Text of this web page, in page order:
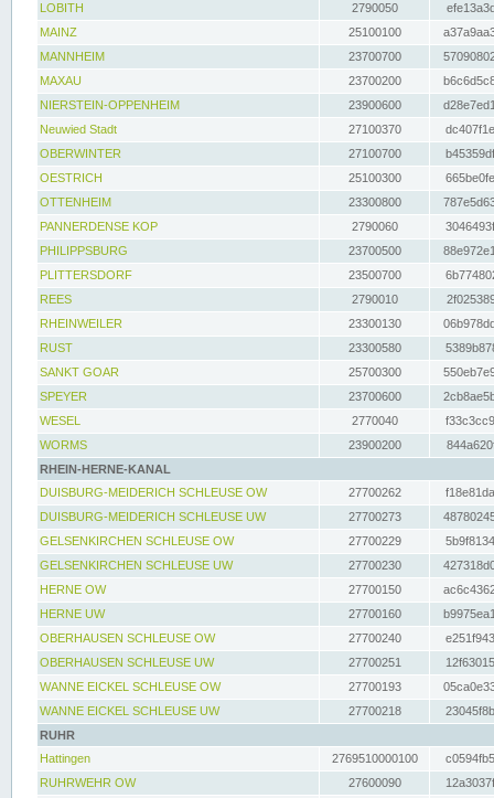
LOBITH
2790050
MAINZ
25100100
MANNHEIM
23700700
MAXAU
23700200
NIERSTEIN-OPPENHEIM
23900600
Neuwied Stadt
27100370
OBERWINTER
27100700
OESTRICH
25100300
OTTENHEIM
23300800
PANNERDENSE KOP
2790060
PHILIPPSBURG
23700500
PLITTERSDORF
23500700
REES
2790010
RHEINWEILER
23300130
RUST
23300580
SANKT GOAR
25700300
SPEYER
23700600
WESEL
2770040
WORMS
23900200
RHEIN-HERNE-KANAL
DUISBURG-MEIDERICH SCHLEUSE OW
27700262
DUISBURG-MEIDERICH SCHLEUSE UW
27700273
GELSENKIRCHEN SCHLEUSE OW
27700229
GELSENKIRCHEN SCHLEUSE UW
27700230
HERNE OW
27700150
HERNE UW
27700160
OBERHAUSEN SCHLEUSE OW
27700240
OBERHAUSEN SCHLEUSE UW
27700251
WANNE EICKEL SCHLEUSE OW
27700193
WANNE EICKEL SCHLEUSE UW
27700218
RUHR
Hattingen
2769510000100
RUHRWEHR OW
27600090